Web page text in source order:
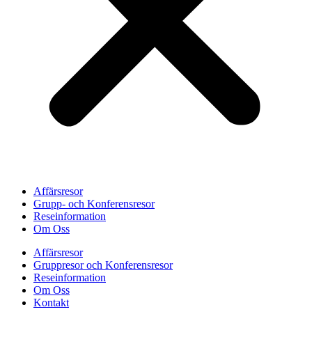
Affärsresor
Grupp- och Konferensresor
Reseinformation
Om Oss
Affärsresor
Gruppresor och Konferensresor
Reseinformation
Om Oss
Kontakt